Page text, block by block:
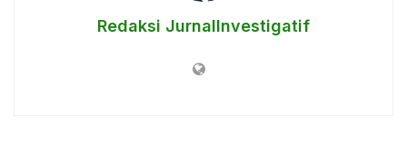
Redaksi JurnalInvestigatif